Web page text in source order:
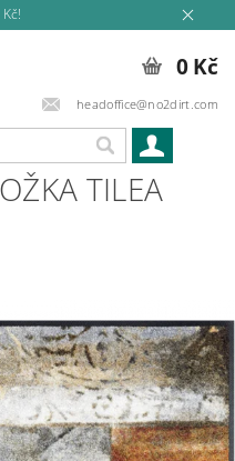
headoffice@no2dirt.com
0 Kč
TILEA